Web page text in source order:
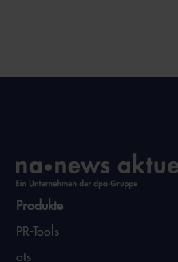
Produkte
PR-Tools
ots